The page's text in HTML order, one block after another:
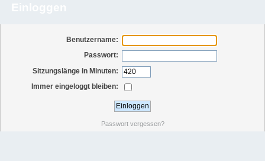
Benutzername:
Passwort:
Sitzungslänge in Minuten:
Immer eingeloggt bleiben:
Passwort vergessen?